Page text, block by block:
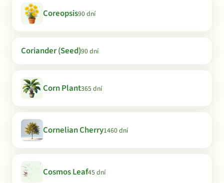
Coreopsis90 dní
Coriander (Seed)90 dní
Corn Plant365 dní
Cornelian Cherry1460 dní
Cosmos Leaf45 dní